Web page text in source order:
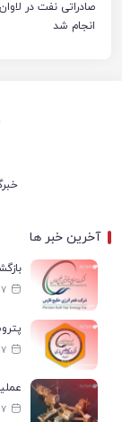
صادراتی نفت در
انجام شد
آخرین خبر ها
17 مرداد
17 مرداد
17 مرداد